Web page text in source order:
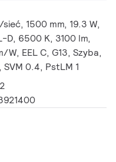
1500 mm, 19.3 W,
D, 6500 K, 3100 lm,
EEL C, G13, Szyba,
0.4, PstLM 1